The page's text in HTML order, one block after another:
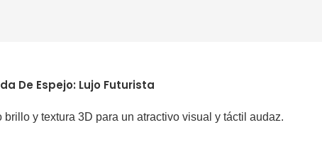
De Espejo: Lujo Futurista
y textura 3D para un atractivo visual y táctil audaz.